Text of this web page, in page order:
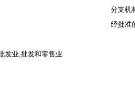
发业,批发和零售业
分支机
经批准